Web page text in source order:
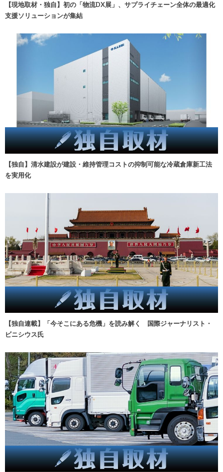
【現地取材・独自】初の「物流DX展」、サプライチェーン全体の最適化
支援ソリューションが集結
【独自】清水建設が建設・維持管理コストの抑制可能な冷蔵倉庫新工法
を実用化
【独自連載】「今そこにある危機」を読み解く 国際ジャーナリスト・
ビニシウス氏